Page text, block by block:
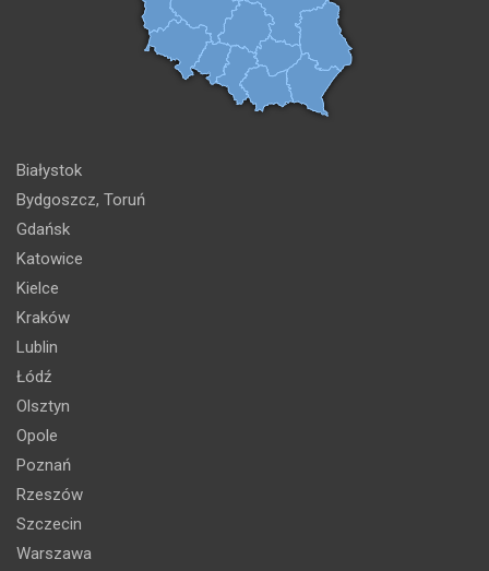
Białystok
Bydgoszcz, Toruń
Gdańsk
Katowice
Kielce
Kraków
Lublin
Łódź
Olsztyn
Opole
Poznań
Rzeszów
Szczecin
Warszawa